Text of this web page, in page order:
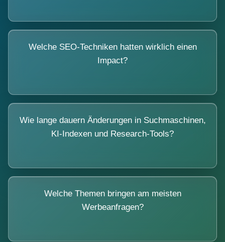
Welche SEO-Techniken hatten wirklich einen
Impact?
Wie lange dauern Änderungen in Suchmaschinen,
KI-Indexen und Research-Tools?
Welche Themen bringen am meisten
Werbeanfragen?